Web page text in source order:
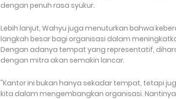
dengan penuh rasa syukur.
Lebih lanjut, Wahyu juga menuturkan bahwa
langkah besar bagi organisasi dalam
Dengan adanya tempat yang representatif,
dengan mitra akan semakin lancar.
"Kantor ini bukan hanya sekadar tempat, tetapi
kita dalam mengembangkan organisasi.